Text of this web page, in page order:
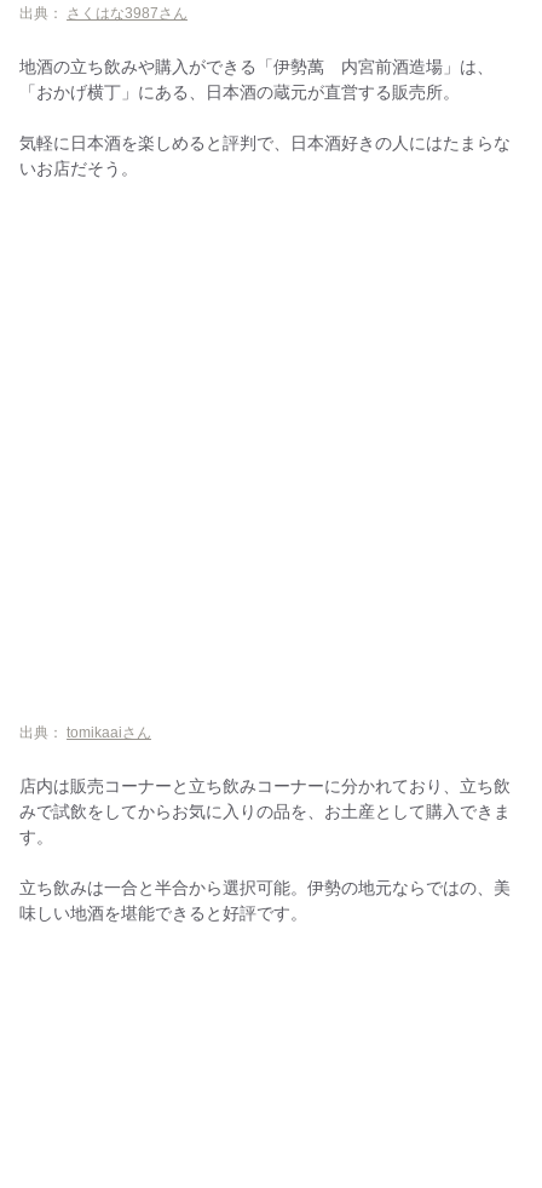
出典： さくはな3987さん
地酒の立ち飲みや購入ができる「伊勢萬 内宮前酒造場」は、
「おかげ横丁」にある、日本酒の蔵元が直営する販売所。
気軽に日本酒を楽しめると評判で、日本酒好きの人にはたまらな
いお店だそう。
出典： tomikaaiさん
店内は販売コーナーと立ち飲みコーナーに分かれており、立ち飲
みで試飲をしてからお気に入りの品を、お土産として購入できま
す。
立ち飲みは一合と半合から選択可能。伊勢の地元ならではの、美
味しい地酒を堪能できると好評です。